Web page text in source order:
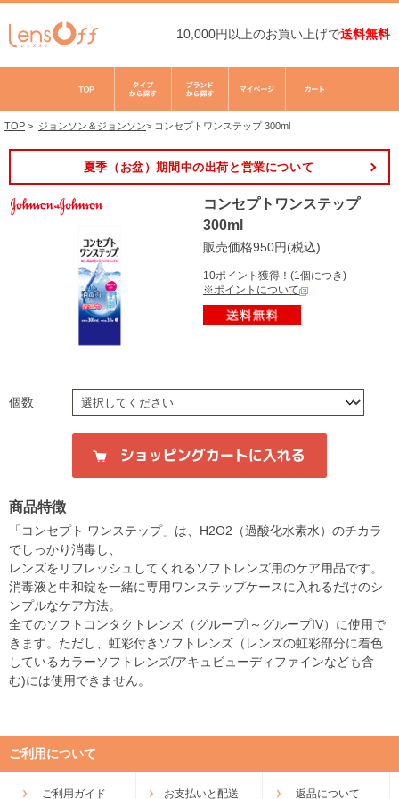
10,000円以上のお買い上げで送料無料
TOP > ジョンソン＆ジョンソン> コンセプトワンステップ 300ml
夏季（お盆）期間中の出荷と営業について
コンセプトワンステップ
300ml
販売価格950円(税込)
10ポイント獲得！(1個につき)
※ポイントについて
個数
商品特徴
「コンセプト ワンステップ」は、H2O2（過酸化水素水）のチカラ
でしっかり消毒し、
レンズをリフレッシュしてくれるソフトレンズ用のケア用品です。
消毒液と中和錠を一緒に専用ワンステップケースに入れるだけのシ
ンプルなケア方法。
全てのソフトコンタクトレンズ（グループI～グループIV）に使用で
きます。ただし、虹彩付きソフトレンズ（レンズの虹彩部分に着色
しているカラーソフトレンズ/アキュビューディファインなども含
む)には使用できません。
ご利用について
ご利用ガイド お支払いと配送 返品について